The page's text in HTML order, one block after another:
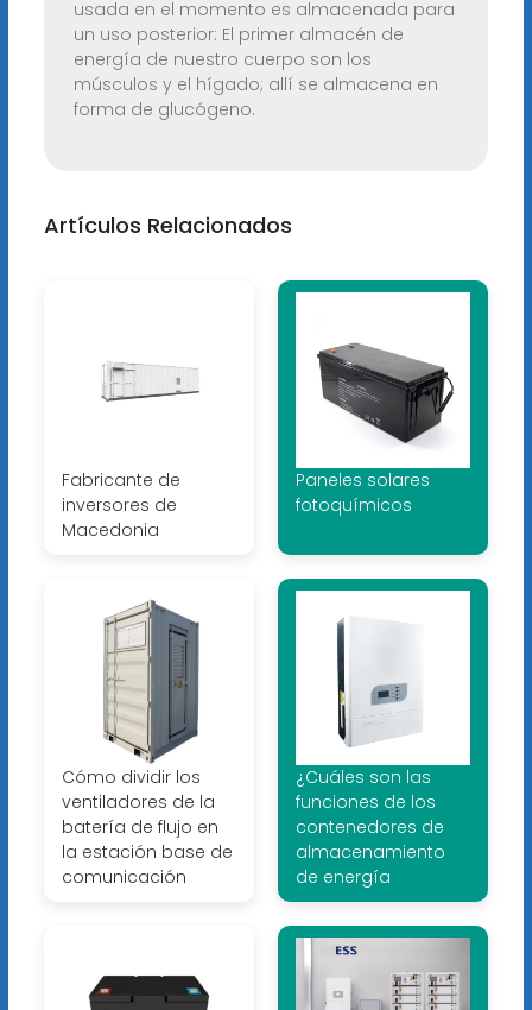
usada en el momento es almacenada para
un uso posterior: El primer almacén de
energía de nuestro cuerpo son los
músculos y el hígado; allí se almacena en
forma de glucógeno.
Artículos Relacionados
Fabricante de
inversores de
Macedonia
Paneles solares
fotoquímicos
Cómo dividir los
ventiladores de la
batería de flujo en
la estación base de
comunicación
¿Cuáles son las
funciones de los
contenedores de
almacenamiento
de energía